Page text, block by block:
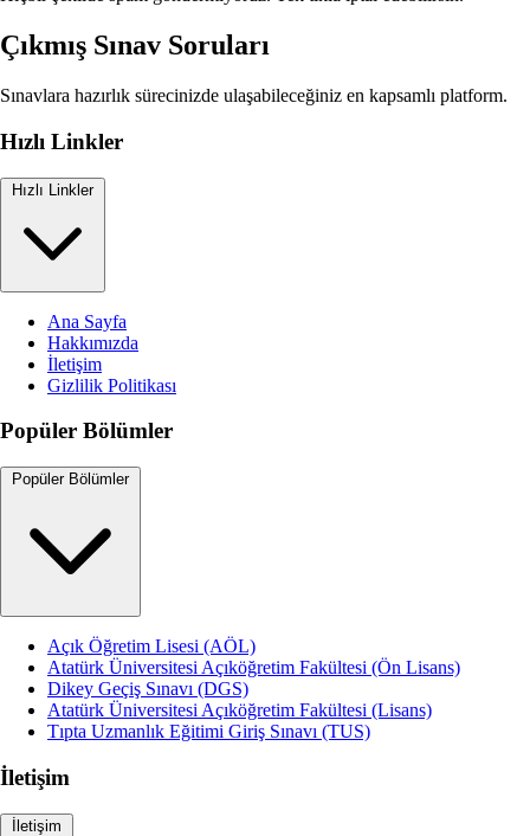
Çıkmış Sınav Soruları
Sınavlara hazırlık sürecinizde ulaşabileceğiniz en kapsamlı platform.
Hızlı Linkler
Hızlı Linkler
Ana Sayfa
Hakkımızda
İletişim
Gizlilik Politikası
Popüler Bölümler
Popüler Bölümler
Açık Öğretim Lisesi (AÖL)
Atatürk Üniversitesi Açıköğretim Fakültesi (Ön Lisans)
Dikey Geçiş Sınavı (DGS)
Atatürk Üniversitesi Açıköğretim Fakültesi (Lisans)
Tıpta Uzmanlık Eğitimi Giriş Sınavı (TUS)
İletişim
İletişim